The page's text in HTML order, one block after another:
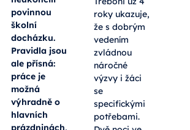
povinnou
školní
docházku.
Pravidla jsou
ale přísná:
práce je
možná
výhradně o
hlavních
prázdninách,
roky ukazuje,
že s dobrým
vedením
zvládnou
náročné
výzvy i žáci
se
specifickými
potřebami.